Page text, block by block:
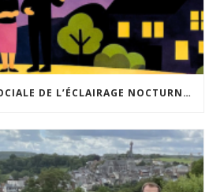
ACCEPTABILITÉ SOCIALE DE L’ÉCLAIRAGE NOCTURNE : LE REPLAY EST DISPONIBLE